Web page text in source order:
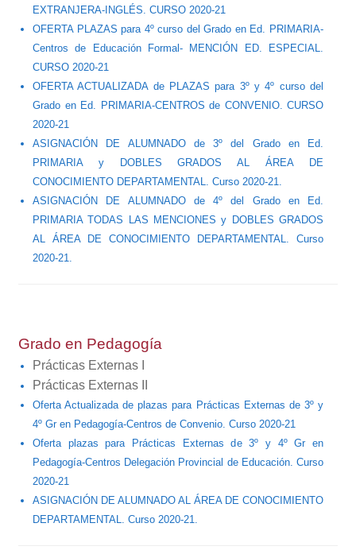
EXTRANJERA-INGLÉS. CURSO 2020-21
OFERTA PLAZAS para 4º curso del Grado en Ed. PRIMARIA-
Centros de Educación Formal- MENCIÓN ED. ESPECIAL.
CURSO 2020-21
OFERTA ACTUALIZADA de PLAZAS para 3º y 4º curso del
Grado en Ed. PRIMARIA-CENTROS de CONVENIO. CURSO
2020-21
ASIGNACIÓN DE ALUMNADO de 3º del Grado en Ed.
PRIMARIA y DOBLES GRADOS AL ÁREA DE
CONOCIMIENTO DEPARTAMENTAL. Curso 2020-21.
ASIGNACIÓN DE ALUMNADO de 4º del Grado en Ed.
PRIMARIA TODAS LAS MENCIONES y DOBLES GRADOS
AL ÁREA DE CONOCIMIENTO DEPARTAMENTAL. Curso
2020-21.
Grado en Pedagogía
Prácticas Externas I
Prácticas Externas II
Oferta Actualizada de plazas para Prácticas Externas de 3º y
4º Gr en Pedagogía-Centros de Convenio. Curso 2020-21
Oferta plazas para Prácticas Externas de 3º y 4º Gr en
Pedagogía-Centros Delegación Provincial de Educación. Curso
2020-21
ASIGNACIÓN DE ALUMNADO AL ÁREA DE CONOCIMIENTO
DEPARTAMENTAL. Curso 2020-21.